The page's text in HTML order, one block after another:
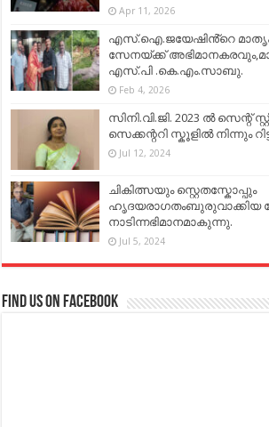
Apr 11, 2026
എസ്.ഐ.ജയേഷിൻ്റെ
സേനയ്ക്ക്
എസ്.പി .കെ.എം.സാബു.
Feb 4, 2026
സിനി.വി.ജി. 2023 ൽ
സെക്കന്ററി സ്കൂളിൽ നിന്നും
Jul 12, 2024
ചികിത്സയും സ്റ്റെതസ്കോപ്പും
ഹൃദയരാഗതംബുരുവാക്കിയ
നാടിന്നഭിമാനമാകുന്നു.
Jul 5, 2024
Find us on Facebook